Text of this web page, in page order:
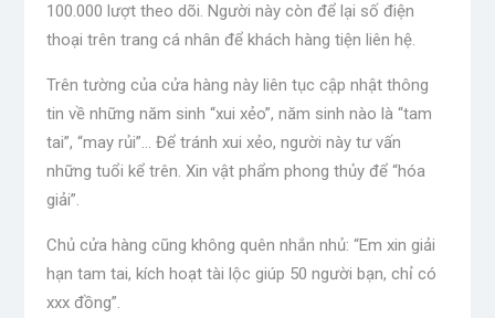
100.000 lượt theo dõi. Người này còn để lại số điện
thoại trên trang cá nhân để khách hàng tiện liên hệ.
Trên tường của cửa hàng này liên tục cập nhật thông
tin về những năm sinh “xui xẻo”, năm sinh nào là “tam
tai”, “may rủi”… Để tránh xui xẻo, người này tư vấn
những tuổi kể trên. Xin vật phẩm phong thủy để “hóa
giải”.
Chủ cửa hàng cũng không quên nhắn nhủ: “Em xin giải
hạn tam tai, kích hoạt tài lộc giúp 50 người bạn, chỉ có
xxx đồng”.